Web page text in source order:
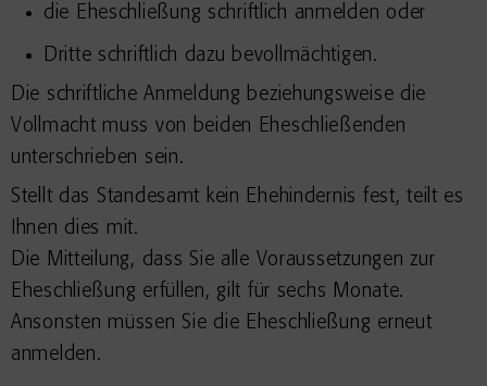
die Eheschließung schriftlich anmelden oder
Dritte schriftlich dazu bevollmächtigen.
Die schriftliche Anmeldung beziehungsweise die
Vollmacht muss von beiden Eheschließenden
unterschrieben sein.
Stellt das Standesamt kein Ehehindernis fest, teilt es
Ihnen dies mit.
Die Mitteilung, dass Sie alle Voraussetzungen zur
Eheschließung erfüllen, gilt für sechs Monate.
Ansonsten müssen Sie die Eheschließung erneut
anmelden.